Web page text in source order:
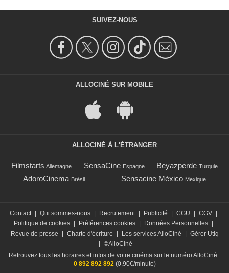
SUIVEZ-NOUS
ALLOCINÉ SUR MOBILE
ALLOCINÉ À L'ÉTRANGER
Filmstarts Allemagne SensaCine Espagne Beyazperde Turquie
AdoroCinema Brésil Sensacine México Mexique
Contact | Qui sommes-nous | Recrutement | Publicité | CGU | CGV |
Politique de cookies | Préférences cookies | Données Personnelles |
Revue de presse
| Charte d'écriture | Les services AlloCiné | Gérer Utiq
| ©AlloCiné
Retrouvez tous les horaires et infos de votre cinéma sur le numéro AlloCiné :
0 892 892 892 (0,90€/minute)